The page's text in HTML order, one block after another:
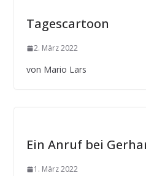
Tagescartoon
2. März 2022
von Mario Lars
Ein Anruf bei
1. März 2022